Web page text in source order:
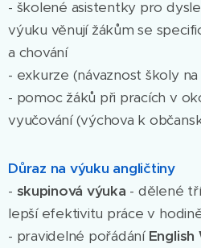
- školené asistentky pro
výuku věnují žákům se
a chování
- exkurze (návaznost školy
- pomoc žáků při pracích v
vyučování (výchova k
Důraz na výuku angličtiny
- skupinová výuka - dělené
lepší efektivitu práce v
- pravidelné pořádání English